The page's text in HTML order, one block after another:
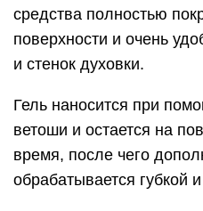
средства полностью
поверхности и очень
и стенок духовки.
Гель наносится при
ветоши и остается на
время, после чего
обрабатывается губкой